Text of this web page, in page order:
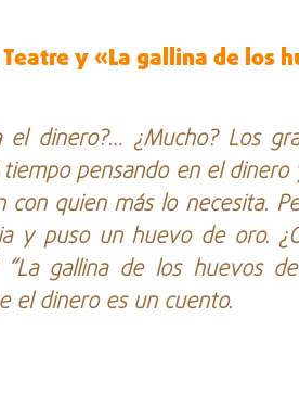
y «La gallina de los
el dinero?… ¿Mucho? Los
pensando en el
con quien más lo necesita.
y puso un huevo de oro.
“La gallina de los huevos
el dinero es un cuento.